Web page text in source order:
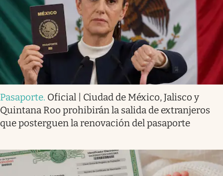
Pasaporte. Oficial | Ciudad de México, Jalisco y
Quintana Roo prohibirán la salida de extranjeros
que posterguen la renovación del pasaporte